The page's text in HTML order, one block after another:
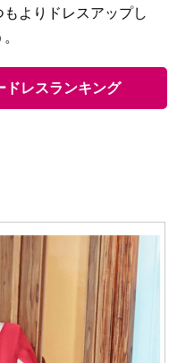
よりドレスアップし
ドレスランキング